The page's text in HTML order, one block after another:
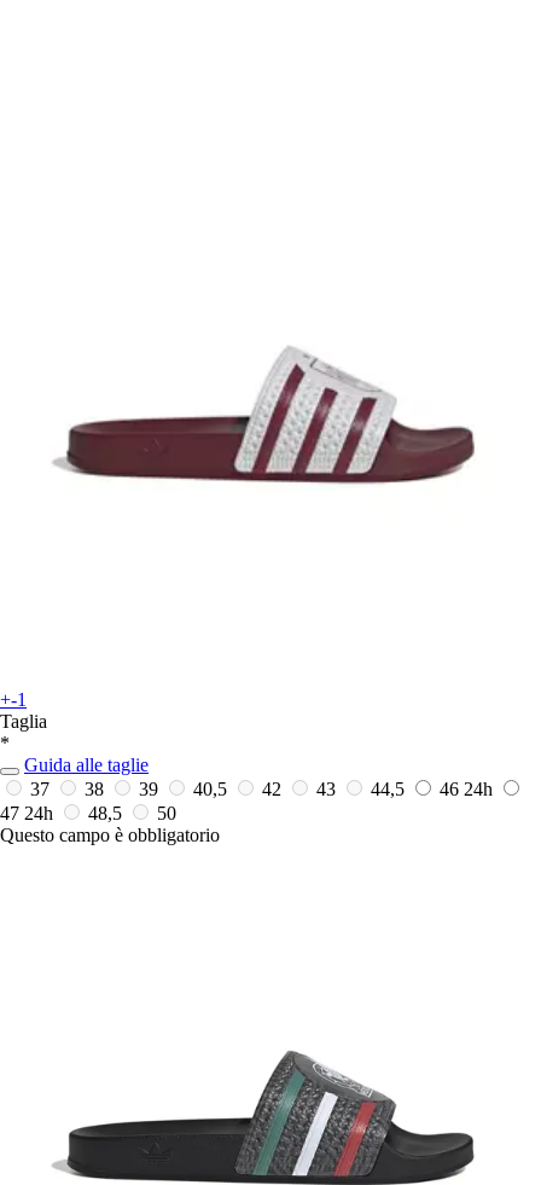
+-1
Taglia
*
Guida alle taglie
37
38 39 40,5 42 43 44,5 46 24h
47 24h 48,5
50
Questo campo è obbligatorio